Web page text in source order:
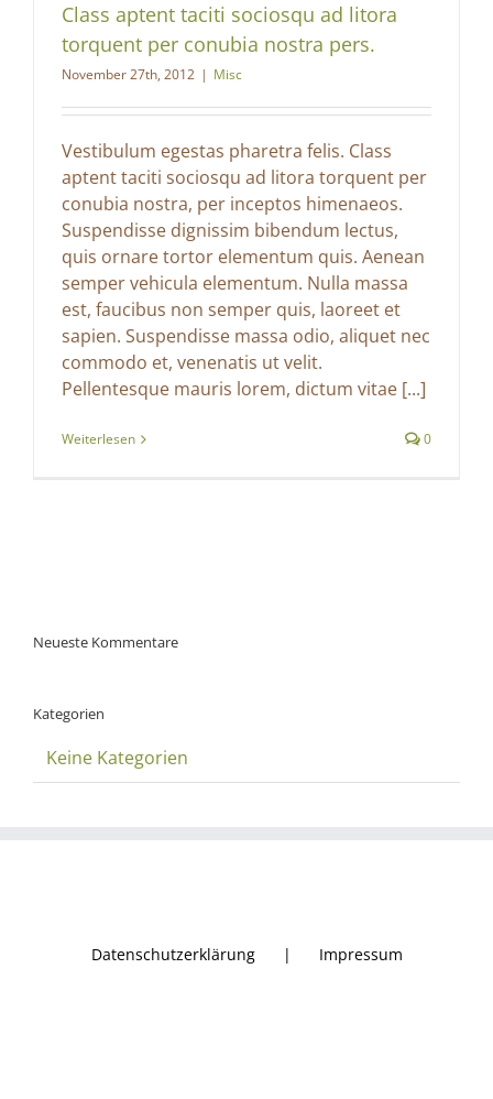
Class aptent taciti sociosqu ad litora
torquent per conubia nostra pers.
November 27th, 2012 | Misc
Vestibulum egestas pharetra felis. Class
aptent taciti sociosqu ad litora torquent per
conubia nostra, per inceptos himenaeos.
Suspendisse dignissim bibendum lectus,
quis ornare tortor elementum quis. Aenean
semper vehicula elementum. Nulla massa
est, faucibus non semper quis, laoreet et
sapien. Suspendisse massa odio, aliquet nec
commodo et, venenatis ut velit.
Pellentesque mauris lorem, dictum vitae [...]
Weiterlesen 0
Neueste Kommentare
Kategorien
Keine Kategorien
Datenschutzerklärung Impressum